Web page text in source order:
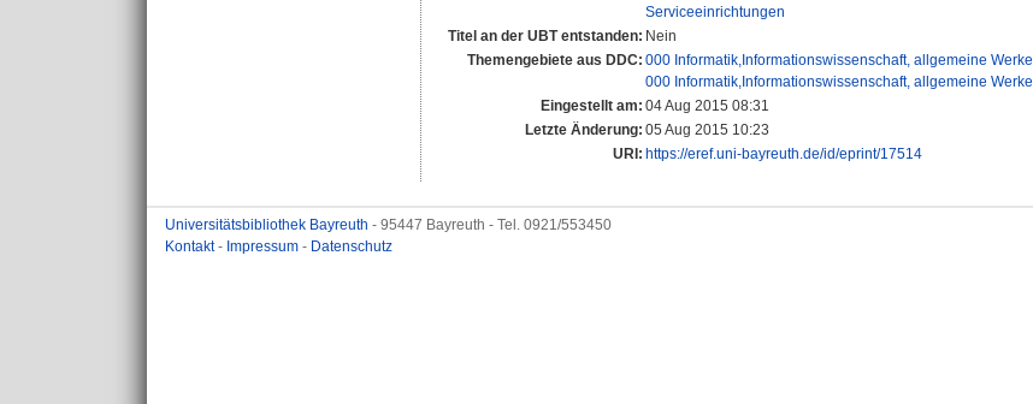
Serviceeinrichtungen
Titel an der UBT entstanden: Nein
Themengebiete aus DDC: 000 Informatik,Informationswissenschaft, allgemeine Werke
000 Informatik,Informationswissenschaft, allgemeine Werke
Eingestellt am: 04 Aug 2015 08:31
Letzte Änderung: 05 Aug 2015 10:23
URI: https://eref.uni-bayreuth.de/id/eprint/17514
Universitätsbibliothek Bayreuth - 95447 Bayreuth - Tel. 0921/553450
Kontakt- Impressum - Datenschutz